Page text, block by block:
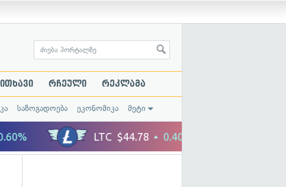
რჩეული რეკლამა
საზოგადოება ეკონომიკა მეტი